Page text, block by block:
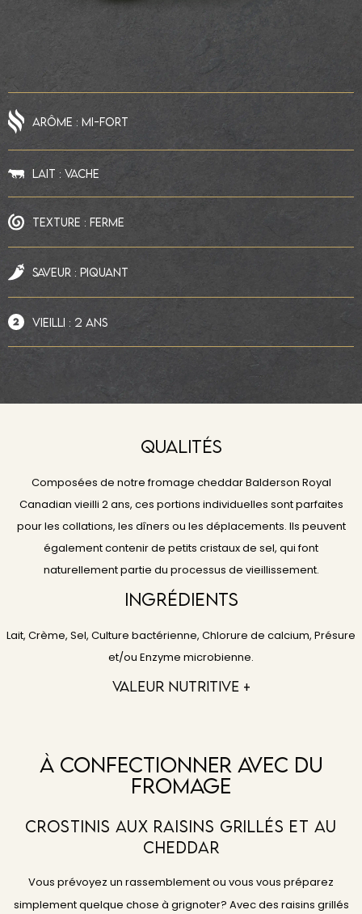
ARÔME : MI-FORT
LAIT : VACHE
TEXTURE : FERME
SAVEUR : PIQUANT
VIEILLI : 2 ANS
QUALITÉS
Composées de notre fromage cheddar Balderson Royal
Canadian vieilli 2 ans, ces portions individuelles sont parfaites
pour les collations, les dîners ou les déplacements. Ils peuvent
également contenir de petits cristaux de sel, qui font
naturellement partie du processus de vieillissement.
Ingrédients
Lait, Crème, Sel, Culture bactérienne, Chlorure de calcium, Présure
et/ou Enzyme microbienne.
VALEUR NUTRITIVE +
À Confectionner Avec Du
Fromage
Crostinis Aux Raisins Grillés Et Au
Cheddar
Vous prévoyez un rassemblement ou vous vous préparez
simplement quelque chose à grignoter? Avec des raisins grillés